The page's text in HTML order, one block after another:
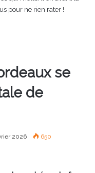
pour ne rien rater !
se
de
2026 650